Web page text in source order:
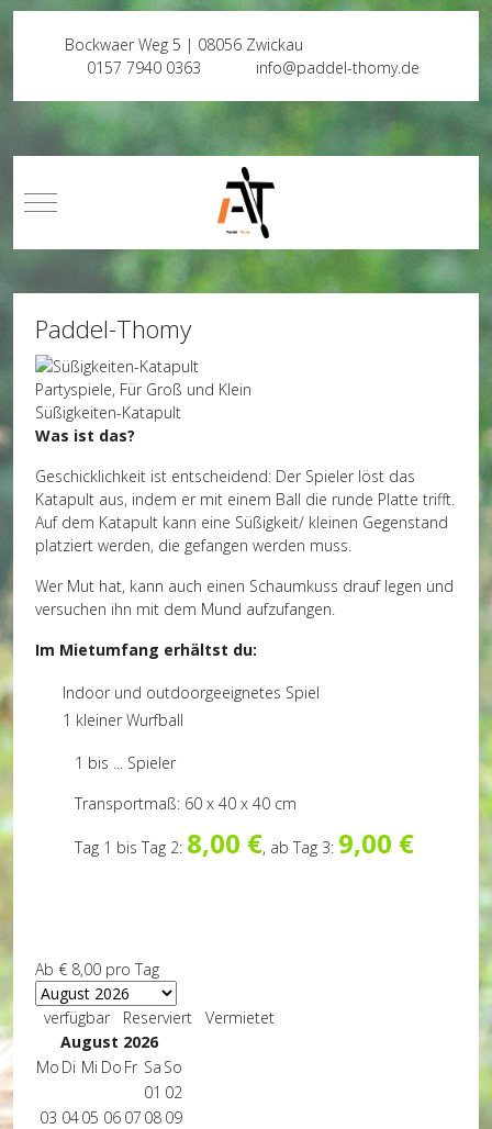
Bockwaer Weg 5 | 08056 Zwickau
0157 7940 0363
info@paddel-thomy.de
Mobile Menu Toggle
Paddel-Thomy
Partyspiele, Für Groß und Klein
Süßigkeiten-Katapult
Was ist das?
Geschicklichkeit ist entscheidend: Der Spieler löst das
Katapult aus, indem er mit einem Ball die runde Platte trifft.
Auf dem Katapult kann eine Süßigkeit/ kleinen Gegenstand
platziert werden, die gefangen werden muss.
Wer Mut hat, kann auch einen Schaumkuss drauf legen und
versuchen ihn mit dem Mund aufzufangen.
Im Mietumfang erhältst du:
Indoor und outdoorgeeignetes Spiel
1 kleiner Wurfball
1 bis ... Spieler
Transportmaß: 60 x 40 x 40 cm
Tag 1 bis Tag 2: 8,00 €, ab Tag 3: 9,00 €
Ab € 8,00 pro Tag
verfügbar Reserviert
Vermietet
August 2026
Mo Di Mi Do Fr Sa So
01 02
03 0405 06 07 08 09